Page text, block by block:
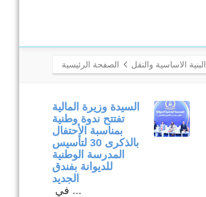
البنية الاساسية والنقل الصفحة الرئيسية
السيدة وزيرة المالية
تفتتح ندوة وطنية
بمناسبة الأحتفال
بالذكرى 30 لتأسيس
المدرسة الوطنية
للديوانة بفندق
الجديد
في ...